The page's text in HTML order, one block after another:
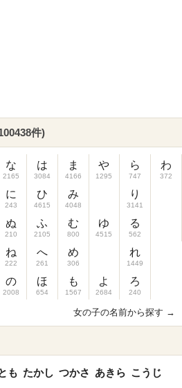
件)
な
2165
に
243
ぬ
210
ね
222
の
2008
は
3084
ひ
4615
ふ
2105
へ
261
ほ
654
ま
4166
み
4048
む
800
め
306
も
1567
や
1295
ゆ
4515
よ
2684
ら
747
り
3141
る
562
れ
1449
ろ
240
わ
372
女の子の名前から探す →
も たかし つかさ あきら こうじ